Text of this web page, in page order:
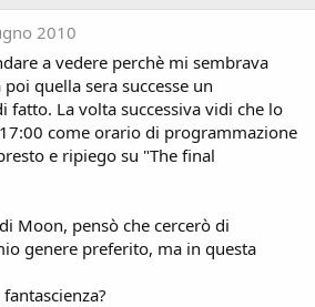
2010
a vedere perchè mi sembrava
quella sera successe un
fatto. La volta successiva vidi che lo
come orario di programmazione
e ripiego su "The final
Moon, pensò che cercerò di
genere preferito, ma in questa